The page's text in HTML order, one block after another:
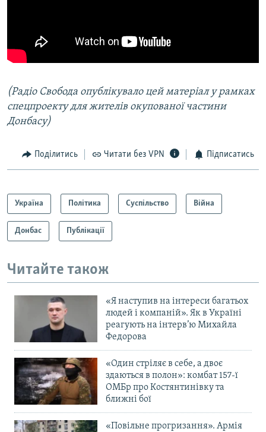
(Радіо Свобода опублікувало цей матеріал у рамках
спецпроекту для жителів окупованої частини
Донбасу)
Поділитись Читати без VPN Підписатись
Україна Політика Суспільство Війна
Донбас Публікації
Читайте також
«Я наступив на інтереси багатьох
людей і компаній». Як в Україні
реагують на інтерв’ю Михайла
Федорова
«Один стріляє в себе, а двоє
здаються в полон»: комбат 157-ї
ОМБр про Костянтинівку та
ближні бої
«Повільне прогризання». Армія